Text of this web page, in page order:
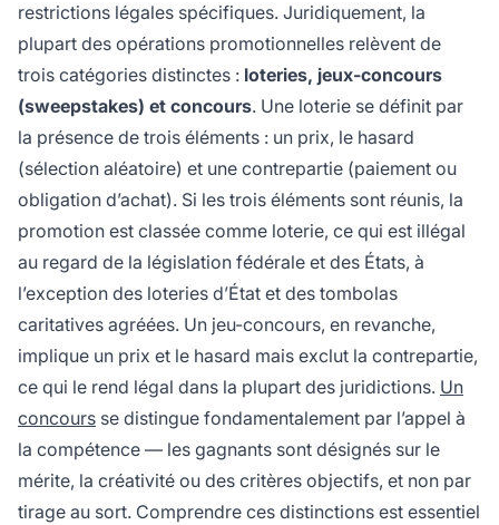
restrictions légales spécifiques. Juridiquement, la
plupart des opérations promotionnelles relèvent de
trois catégories distinctes : loteries, jeux-concours
(sweepstakes) et concours. Une loterie se définit par
la présence de trois éléments : un prix, le hasard
(sélection aléatoire) et une contrepartie (paiement ou
obligation d’achat). Si les trois éléments sont réunis, la
promotion est classée comme loterie, ce qui est illégal
au regard de la législation fédérale et des États, à
l’exception des loteries d’État et des tombolas
caritatives agréées. Un jeu-concours, en revanche,
implique un prix et le hasard mais exclut la contrepartie,
ce qui le rend légal dans la plupart des juridictions. Un
concours se distingue fondamentalement par l’appel à
la compétence — les gagnants sont désignés sur le
mérite, la créativité ou des critères objectifs, et non par
tirage au sort. Comprendre ces distinctions est essentiel